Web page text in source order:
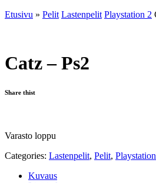
Etusivu » Pelit Lastenpelit Playstation 2
Catz – Ps2
Share thist
Varasto loppu
Categories: Lastenpelit, Pelit,
Kuvaus